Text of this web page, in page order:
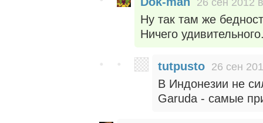
Ну так там же
Ничего
tutpusto 26 сен
В Индонезии не
Garuda - самые